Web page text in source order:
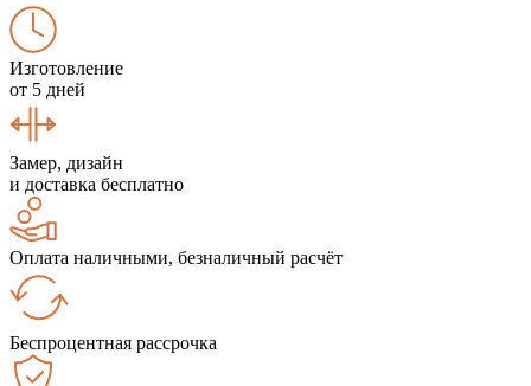
Изготовление
от 5 дней
Замер, дизайн
и доставка бесплатно
Оплата наличными, безналичный расчёт
Беспроцентная рассрочка